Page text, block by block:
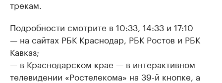
трекам.
Подробности смотрите в 10:33, 14:33 и 17:10
— на сайтах РБК Краснодар, РБК Ростов и РБК
Кавказ;
— в Краснодарском крае — в интерактивном
телевидении «Ростелекома» на 39-й кнопке, а